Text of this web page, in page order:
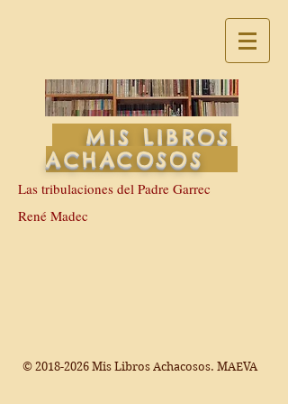
MIS LIBROS
ACHACOSOS
Las tribulaciones del Padre Garrec
René Madec
© 2018-2026 Mis Libros Achacosos. MAEVA